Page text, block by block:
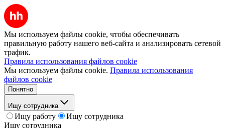
Мы используем файлы cookie, чтобы обеспечивать
правильную работу нашего веб-сайта и анализировать сетевой
трафик.
Правила использования файлов cookie
Мы используем файлы cookie. Правила использования
файлов cookie
Понятно
Ищу сотрудника
Ищу работу
Ищу сотрудника
Ищу сотрудника